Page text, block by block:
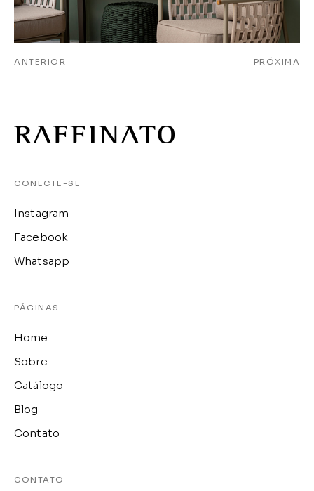
ANTERIOR PRÓXIMA
CONECTE-SE
Instagram
Facebook
Whatsapp
PÁGINAS
Home
Sobre
Catálogo
Blog
Contato
CONTATO